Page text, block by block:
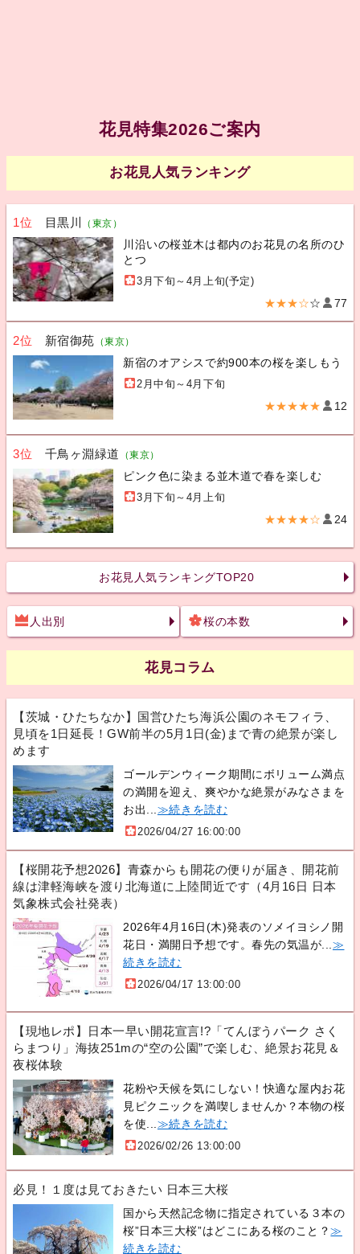
花見特集2026ご案内
お花見人気ランキング
1位 目黒川 （東京）
川沿いの桜並木は都内のお花見の名所のひ
とつ
3月下旬～4月上旬(予定)
★★★☆☆ 77
2位 新宿御苑 （東京）
新宿のオアシスで約900本の桜を楽しもう
2月中旬～4月下旬
★★★★★ 12
3位 千鳥ヶ淵緑道 （東京）
ピンク色に染まる並木道で春を楽しむ
3月下旬～4月上旬
★★★★☆ 24
お花見人気ランキングTOP20
人出別 桜の本数
花見コラム
【茨城・ひたちなか】国営ひたち海浜公園のネモフィラ、
見頃を1日延長！GW前半の5月1日(金)まで青の絶景が楽し
めます
ゴールデンウィーク期間にボリューム満点
の満開を迎え、爽やかな絶景がみなさまを
お出... ≫続きを読む
2026/04/27 16:00:00
【桜開花予想2026】青森からも開花の便りが届き、開花前
線は津軽海峡を渡り北海道に上陸間近です（4月16日 日本
気象株式会社発表）
2026年4月16日(木)発表のソメイヨシノ開
花日・満開日予想です。春先の気温が... ≫
続きを読む
2026/04/17 13:00:00
【現地レポ】日本一早い開花宣言!?「てんぼうパーク さく
らまつり」海抜251mの“空の公園”で楽しむ、絶景お花見＆
夜桜体験
花粉や天候を気にしない！快適な屋内お花
見ピクニックを満喫しませんか？本物の桜
を使... ≫続きを読む
2026/02/26 13:00:00
必見！１度は見ておきたい 日本三大桜
国から天然記念物に指定されている３本の
桜”日本三大桜”はどこにある桜のこと？≫
続きを読む